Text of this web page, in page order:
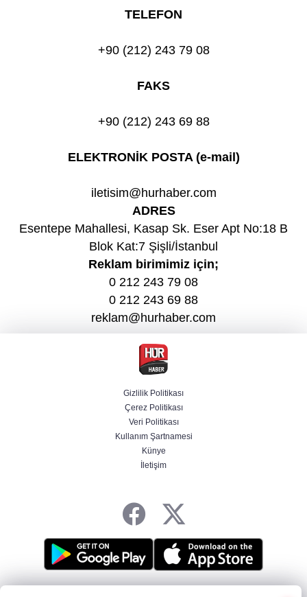
TELEFON
+90 (212) 243 79 08
FAKS
+90 (212) 243 69 88
ELEKTRONİK POSTA (e-mail)
iletisim@hurhaber.com
ADRES
Esentepe Mahallesi, Kasap Sk. Eser Apt No:18 B
Blok Kat:7 Şişli/İstanbul
Reklam birimimiz için;
0 212 243 79 08
0 212 243 69 88
reklam@hurhaber.com
Gizlilik Politikası
Çerez Politikası
Veri Politikası
Kullanım Şartnamesi
Künye
İletişim